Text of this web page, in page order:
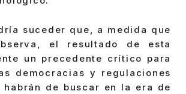
suceder que, a medida que
el resultado de esta
un precedente crítico para
democracias y regulaciones
habrán de buscar en la era de